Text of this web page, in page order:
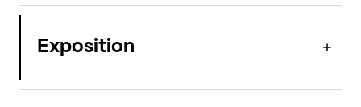
Exposition